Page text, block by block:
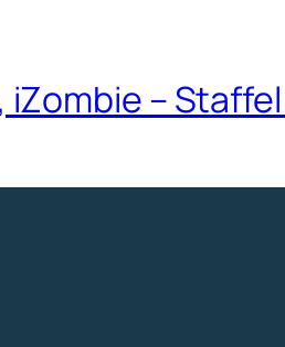
– Staffel